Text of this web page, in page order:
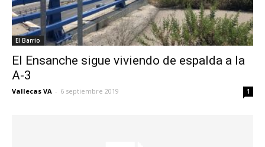
El Barrio
El Ensanche sigue viviendo de espalda a la
A-3
Vallecas VA - 6 septiembre 2019 1